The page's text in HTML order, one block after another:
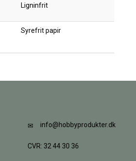
Ligninfrit
Syrefrit papir
info@hobbyprodukter.dk
CVR: 32 44 30 36